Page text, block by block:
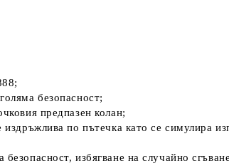
безопасност;
предпазен колан;
по пътечка като се симулира
избягване на случайно